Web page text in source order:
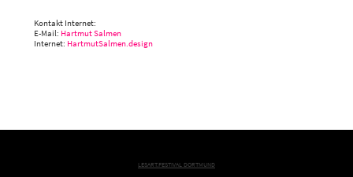
Kontakt Internet:
E-Mail: Hartmut Salmen
Internet: HartmutSalmen.design
LESART.FESTIVAL DORTMUND